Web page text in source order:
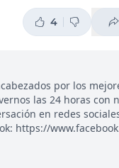
4
por los
las 24 horas con
en redes sociales:
https://